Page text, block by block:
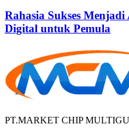
Rahasia Sukses
Digital untuk Pemula
PT.MARKET CHIP